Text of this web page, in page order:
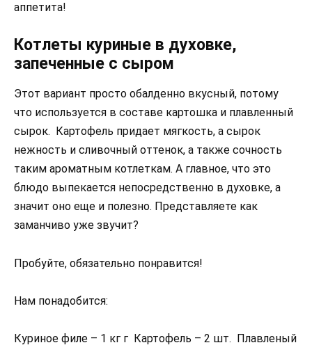
аппетита!
Котлеты куриные в духовке,
запеченные с сыром
Этот вариант просто обалденно вкусный, потому
что используется в составе картошка и плавленный
сырок. Картофель придает мягкость, а сырок
нежность и сливочный оттенок, а также сочность
таким ароматным котлеткам. А главное, что это
блюдо выпекается непосредственно в духовке, а
значит оно еще и полезно. Представляете как
заманчиво уже звучит?
Пробуйте, обязательно понравится!
Нам понадобится:
Куриное филе – 1 кг г Картофель – 2 шт. Плавленый